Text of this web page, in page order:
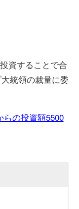
資することで合
統領の裁量に委
らの投資額5500